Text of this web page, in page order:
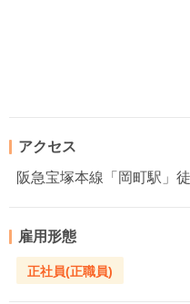
アクセス
阪急宝塚本線「岡町駅」
雇用形態
正社員(正職員)